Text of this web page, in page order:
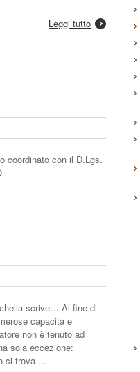
Leggi tutto
coordinato con il D.Lgs.
scrive… Al fine di
capacità e
non è tenuto ad
sola eccezione:
si trova …